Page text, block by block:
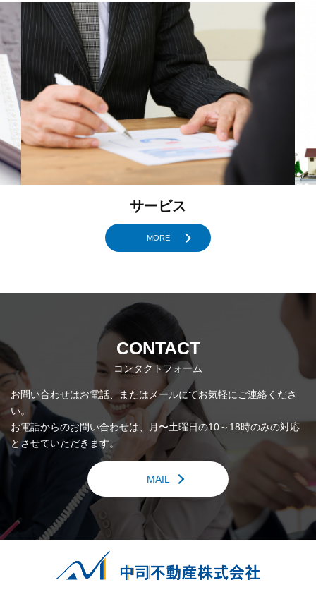
サービス
MORE
CONTACT
コンタクトフォーム
お問い合わせはお電話、またはメールにてお気軽にご連絡くださ
い。
お電話からのお問い合わせは、月〜土曜日の10～18時のみの対応
とさせていただきます。
MAIL